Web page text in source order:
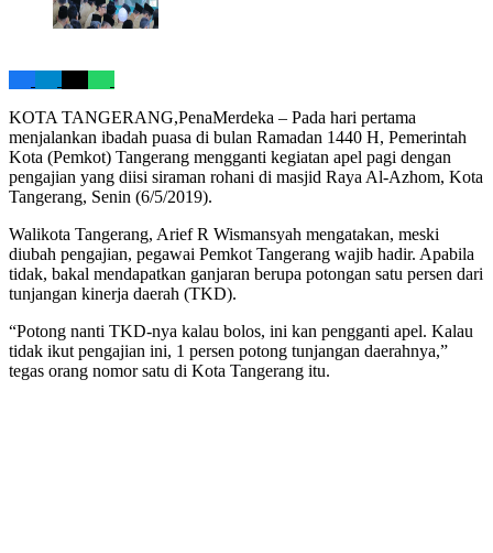
KOTA TANGERANG,PenaMerdeka – Pada hari pertama
menjalankan ibadah puasa di bulan Ramadan 1440 H, Pemerintah
Kota (Pemkot) Tangerang mengganti kegiatan apel pagi dengan
pengajian yang diisi siraman rohani di masjid Raya Al-Azhom, Kota
Tangerang, Senin (6/5/2019).
Walikota Tangerang, Arief R Wismansyah mengatakan, meski
diubah pengajian, pegawai Pemkot Tangerang wajib hadir. Apabila
tidak, bakal mendapatkan ganjaran berupa potongan satu persen dari
tunjangan kinerja daerah (TKD).
“Potong nanti TKD-nya kalau bolos, ini kan pengganti apel. Kalau
tidak ikut pengajian ini, 1 persen potong tunjangan daerahnya,”
tegas orang nomor satu di Kota Tangerang itu.